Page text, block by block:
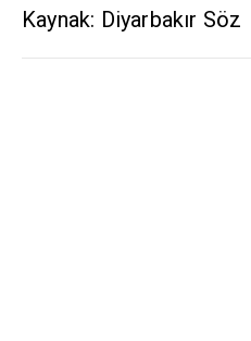
Kaynak: Diyarbakır Söz